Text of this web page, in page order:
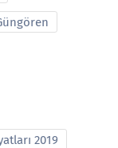
2019